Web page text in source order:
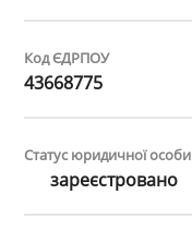
Код ЄДРПОУ
43668775
Статус юридичної особи
зареєстровано